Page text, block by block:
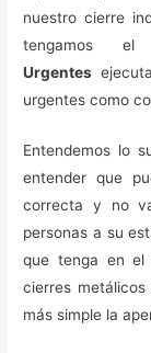
nuestro cierre
tengamos el
Urgentes
urgentes como
Entendemos lo
entender que
correcta y no
personas a su
que tenga en el
cierres
más simple la